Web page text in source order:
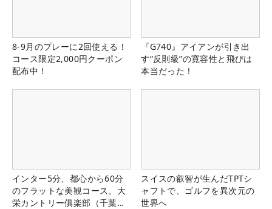
8-9月のプレーに2回使える！
コース限定2,000円クーポン
配布中！
『G740』アイアンが引き出
す“反則級”の寛容性と飛びは
本当だった！
インター5分、都心から60分
のフラットな美観コース。大
栄カントリー俱楽部（千葉
スイスの叡智が生んだTPTシ
ャフトで、ゴルフを異次元の
世界へ